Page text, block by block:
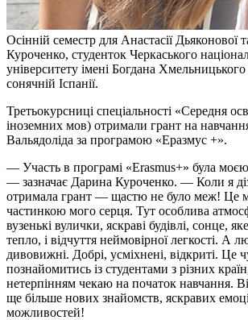
Осінній семестр для Анастасії Дьяконової
Куроченко, студенток Черкаського
університету імені Богдана
сонячній Іспанії.
Третьокурсниці спеціальності «Середня
іноземних мов) отримали грант на
Вальядоліда за програмою «Еразмус +».
— Участь в програмі «Erasmus+» була
— зазначає Дарина Куроченко. — Коли я
отримала грант — щастю не було меж! Це
частинкою мого серця. Тут особлива
вузенькі вулички, яскраві будівлі, сонце,
тепло, і відчуття неймовірної легкості. А
дивовижні. Добрі, усміхнені, відкриті. Це
познайомитись із студентами з різних
нетерпінням чекаю на початок навчання.
ще більше нових знайомств, яскравих
можливостей!